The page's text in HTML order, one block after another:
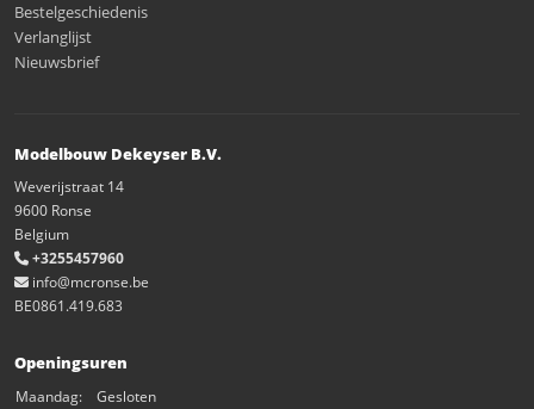
Bestelgeschiedenis
Verlanglijst
Nieuwsbrief
Modelbouw Dekeyser B.V.
Weverijstraat 14
9600 Ronse
Belgium
+3255457960
info@mcronse.be
BE0861.419.683
Openingsuren
Maandag:
Gesloten